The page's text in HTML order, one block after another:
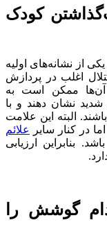
کودک
از نشانه‌های اولیه
اغلب در پردازش
ممکن است به
نشان دهند و با
البته این علامت
در کنار سایر
علائم
بنابراین ارزیابی
گوشش را